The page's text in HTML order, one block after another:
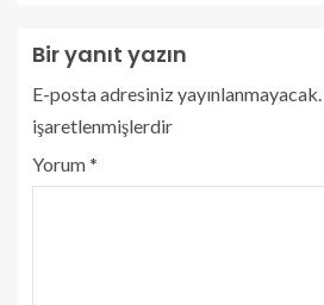
Bir yanıt yazın
E-posta adresiniz yayınlanmayacak.
işaretlenmişlerdir
Yorum*